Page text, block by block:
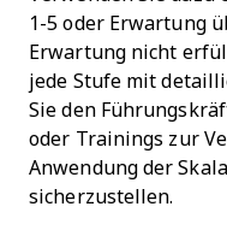
1-5 oder Erwartung
Erwartung nicht
jede Stufe mit
Sie den
oder Trainings zur
Anwendung der
sicherzustellen.